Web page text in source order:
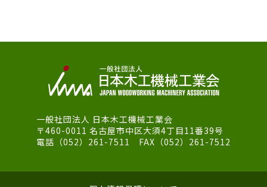
一般社団法人 日本木工機械工業会
〒460-0011 名古屋市中区大須4丁目11番39号
電話（052）261-7511 FAX（052）261-7512